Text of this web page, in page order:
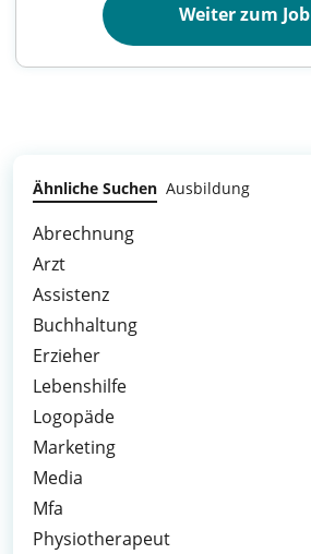
Weiter zum Job
Ähnliche Suchen Ausbildung
Abrechnung
Arzt
Assistenz
Buchhaltung
Erzieher
Lebenshilfe
Logopäde
Marketing
Media
Mfa
Physiotherapeut